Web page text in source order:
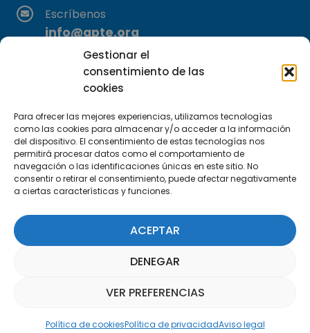
Gestionar el
consentimiento de las
cookies
Para ofrecer las mejores experiencias, utilizamos tecnologías
como las cookies para almacenar y/o acceder a la información
del dispositivo. El consentimiento de estas tecnologías nos
permitirá procesar datos como el comportamiento de
navegación o las identificaciones únicas en este sitio. No
consentir o retirar el consentimiento, puede afectar negativamente
a ciertas características y funciones.
ACEPTAR
DENEGAR
VER PREFERENCIAS
Política de cookiesPolítica de privacidadAviso legal
Escríbenos
info@apte.org
Encuéntranos
C/Marie Curie, 35
Suscríbete a nuestra Newsletter